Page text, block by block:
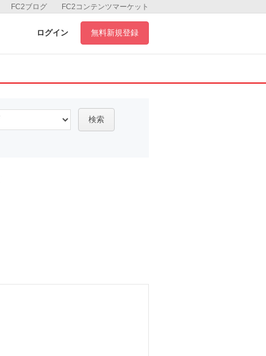
FC2コンテンツマーケット
FC2ブログ
ログイン 無料新規登録
検索